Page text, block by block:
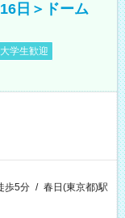
日＞ドーム
大学生歓迎
歩5分 / 春日(東京都)駅